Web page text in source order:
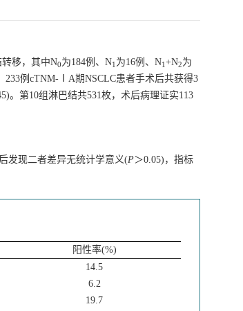
移，其中N0为184例、N1 为16例、N1 +N2为
233例cTNM-ⅠA期NSCLC患者手术后共获得3
。第10组淋巴结共531枚，术后病理证实113
发现二者差异无统计学意义(P＞0.05)，指标
阳性率(%)
14.5
6.2
19.7